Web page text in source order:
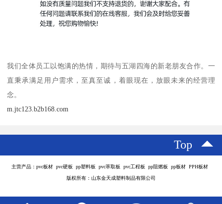
我们全体员工以饱满的热情，期待与五湖四海的新老朋友合作。一
直秉承满足用户需求，至真至诚，着眼现在，放眼未来的经营理
念。
m.jtc123.b2b168.com
Top
主营产品：pvc板材 pvc硬板 pp塑料板 pvc萃取板 pvc工程板 pp阻燃板 pp板材 PPH板材
版权所有：山东金天成塑料制品有限公司